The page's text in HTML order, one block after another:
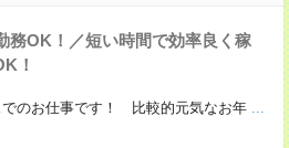
務OK！／短い時間で効率良く稼
！
のお仕事です！ 比較的元気なお年 ...